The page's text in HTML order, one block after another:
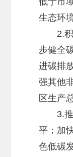
生态环
2.积极
步健全
进碳排
强其他
区生产
3.推动
平；加
色低碳